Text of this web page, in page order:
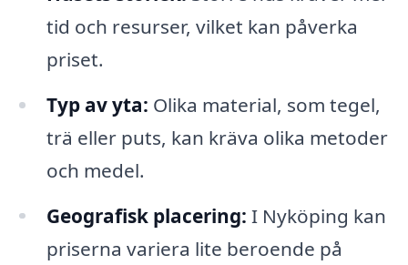
tid och resurser, vilket kan påverka
priset.
Typ av yta: Olika material, som tegel,
trä eller puts, kan kräva olika metoder
och medel.
Geografisk placering: I Nyköping kan
priserna variera lite beroende på